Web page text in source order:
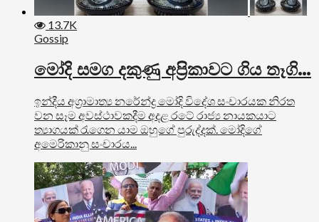
13.7K
Gossip
මෝදි සමග දකුණු අප්‍රිකාවට ගිය තෑගි…
ඉන්දීය අග්‍රාමාත්‍ය නරේන්ද්‍ර මෝදි විදේශ සංචාරයක නිරත
වන සෑම අවස්ථාවකදීම අදළ රටේ රාජ්‍ය නායකයාට
ත්‍යාගයක් රැගෙන යාම ඔහුගේ පුරුද්දක්. මෝදිගේ
අමෙරිකානු සංචාරය...